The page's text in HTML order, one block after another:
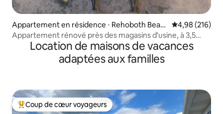
Appartement en résidence ⋅ Rehoboth Beac
h
Évaluation
4,98 (216)
Appartement rénové près des magasins d'usine, à 3,5
miles de la plage
Location de maisons de vacances
adaptées aux familles
Coups de cœur voyageurs les plus appréciés
Coup de cœur voyageurs